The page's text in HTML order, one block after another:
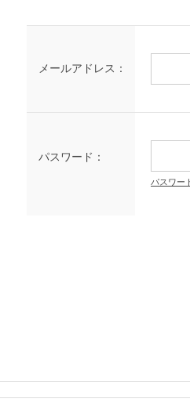
メールアドレス：
パスワード：
パスワー